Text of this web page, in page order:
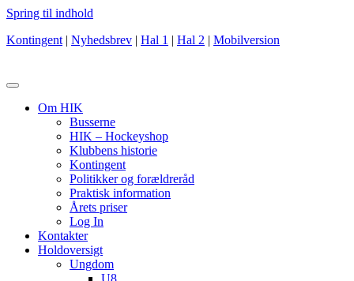
Spring til indhold
Kontingent | Nyhedsbrev | Hal 1 | Hal 2 | Mobilversion
Om HIK
Busserne
HIK – Hockeyshop
Klubbens historie
Kontingent
Politikker og forældreråd
Praktisk information
Årets priser
Log In
Kontakter
Holdoversigt
Ungdom
U8